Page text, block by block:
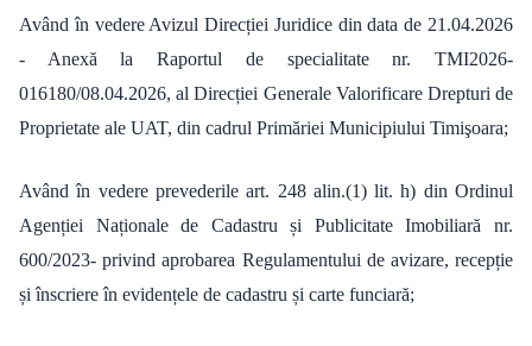
Având în vedere Avizul Direcției Juridice din data de 21.04.2026
- Anexă la Raportul de specialitate nr. TMI2026-
016180/08.04.2026, al Direcției Generale Valorificare Drepturi de
Proprietate ale UAT, din cadrul Primăriei Municipiului Timişoara;
Având în vedere prevederile art. 248 alin.(1) lit. h) din Ordinul
Agenției Naționale de Cadastru și Publicitate Imobiliară nr.
600/2023- privind aprobarea Regulamentului de avizare, recepție
și înscriere în evidențele de cadastru și carte funciară;